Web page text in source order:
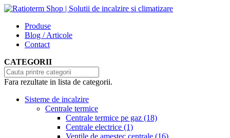
Produse
Blog / Articole
Contact
CATEGORII
Fara rezultate in lista de categorii.
Sisteme de incalzire
Centrale termice
Centrale termice pe gaz (18)
Centrale electrice (1)
Ventile de amestec centrale (16)